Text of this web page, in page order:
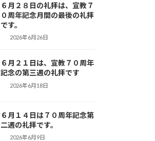
６月２８日の礼拝は、宣教７
０周年記念月間の最後の礼拝
です。
2026年6月26日
６月２１日は、宣教７０周年
記念の第三週の礼拝です
2026年6月18日
６月１４日は７０周年記念第
二週の礼拝です。
2026年6月9日